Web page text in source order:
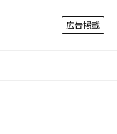
広告掲載